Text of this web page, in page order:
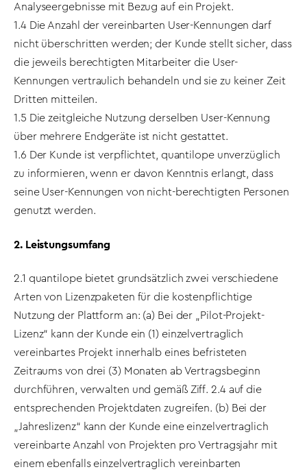
Analyseergebnisse mit Bezug auf ein Projekt.
1.4 Die Anzahl der vereinbarten User-Kennungen darf
nicht überschritten werden; der Kunde stellt sicher, dass
die jeweils berechtigten Mitarbeiter die User-
Kennungen vertraulich behandeln und sie zu keiner Zeit
Dritten mitteilen.
1.5 Die zeitgleiche Nutzung derselben User-Kennung
über mehrere Endgeräte ist nicht gestattet.
1.6 Der Kunde ist verpflichtet, quantilope unverzüglich
zu informieren, wenn er davon Kenntnis erlangt, dass
seine User-Kennungen von nicht-berechtigten Personen
genutzt werden.
2. Leistungsumfang
2.1 quantilope bietet grundsätzlich zwei verschiedene
Arten von Lizenzpaketen für die kostenpflichtige
Nutzung der Plattform an: (a) Bei der „Pilot-Projekt-
Lizenz“ kann der Kunde ein (1) einzelvertraglich
vereinbartes Projekt innerhalb eines befristeten
Zeitraums von drei (3) Monaten ab Vertragsbeginn
durchführen, verwalten und gemäß Ziff. 2.4 auf die
entsprechenden Projektdaten zugreifen. (b) Bei der
„Jahreslizenz“ kann der Kunde eine einzelvertraglich
vereinbarte Anzahl von Projekten pro Vertragsjahr mit
einem ebenfalls einzelvertraglich vereinbarten